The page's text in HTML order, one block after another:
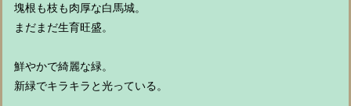
塊根も枝も肉厚な白馬城。
まだまだ生育旺盛。
鮮やかで綺麗な緑。
新緑でキラキラと光っている。